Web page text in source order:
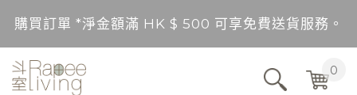
購買訂單 *淨金額滿 HK $ 500 可享免費送貨服務。
送貨範圍：香港，九龍，新界（東涌，愉景灣，離島
0